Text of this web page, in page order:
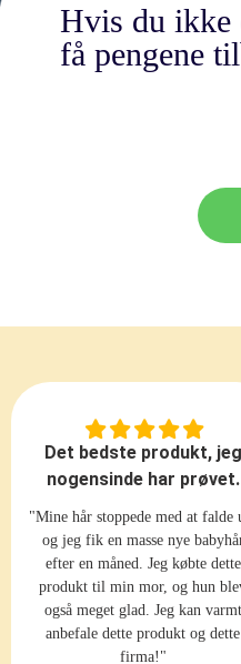
Hvis du ikke
få pengene
Det bedste produkt, jeg
nogensinde har prøvet.
"Mine hår stoppede med at falde
og jeg fik en masse nye
efter en måned. Jeg købte dette
produkt til min mor, og hun
også meget glad. Jeg kan varmt
anbefale dette produkt og dette
firma!"